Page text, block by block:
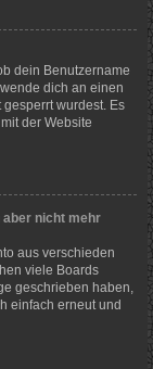
dein Benutzername
dich an einen
wurdest. Es
der Website
aber nicht mehr
aus verschieden
viele Boards
geschrieben haben,
einfach erneut und